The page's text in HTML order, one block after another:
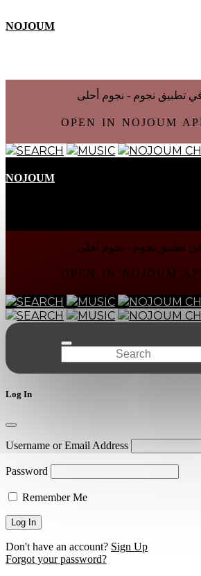
NOJOUM
تطبیق نجوم - نجوم أحلی
OPEN IN NOJOUM
SEARCH MUSIC NOJOUM
NOJOUM
تطبیق نجوم - نجوم أحلی
OPEN IN NOJOUM
SEARCH MUSIC NOJOUM
SEARCH
MUSIC NOJOUM
Log In
Username or Email Address
Password
Remember Me
Don't have an account? Sign Up
Forgot your password?